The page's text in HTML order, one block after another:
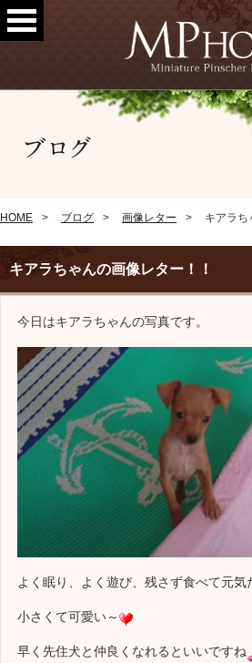
HOME ブログ 画像レター キアラち
キアラちゃんの画像レター！！
今日はキアラちゃんの写真です。
よく眠り、よく遊び、残さず食べて元気
小さくて可愛い～
早く先住犬と仲良くなれるといいですね